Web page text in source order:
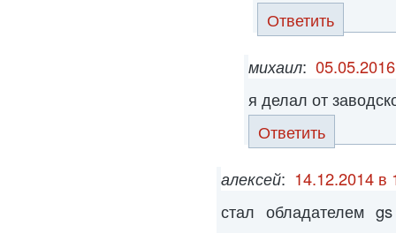
Ответить
михаил:
я делал от
Ответить
алексей: 14.12.2014 в
стал обладателем